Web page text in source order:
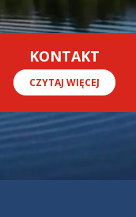
KONTAKT
CZYTAJ WIĘCEJ